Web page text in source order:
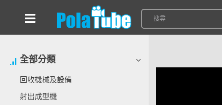
全部分類
回收機械及設備
射出成型機